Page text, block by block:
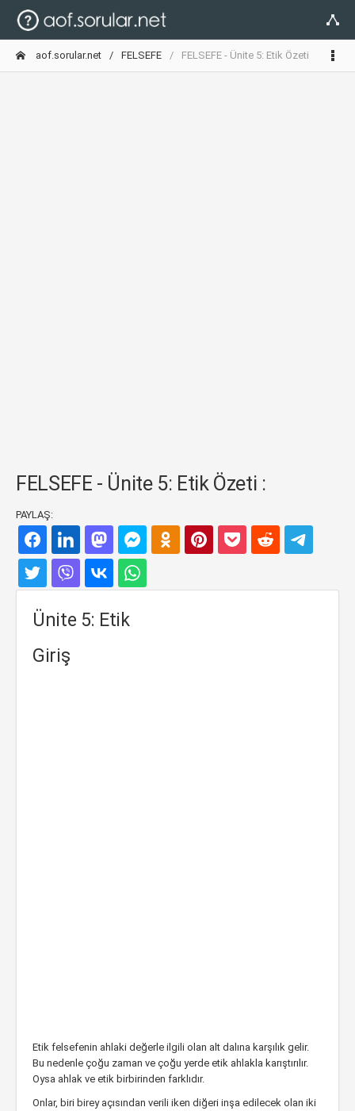
aof.sorular.net FELSEFE FELSEFE - Ünite 5: Etik Özeti
FELSEFE - Ünite 5: Etik Özeti :
PAYLAŞ:
Ünite 5: Etik
Giriş
Etik felsefenin ahlaki değerle ilgili olan alt dalına karşılık gelir.
Bu nedenle çoğu zaman ve çoğu yerde etik ahlakla karıştırılır.
Oysa ahlak ve etik birbirinden farklıdır.
Onlar, biri birey açısından verili iken diğeri inşa edilecek olan iki